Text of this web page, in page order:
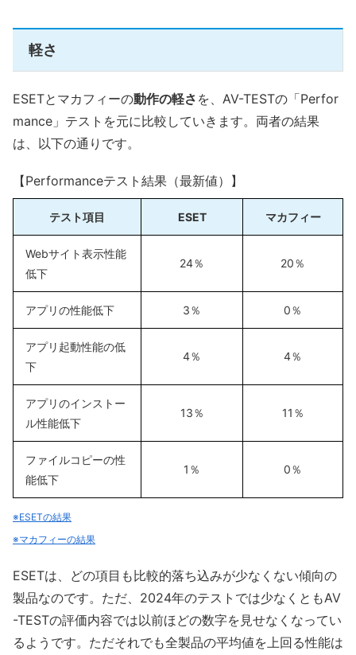
軽さ
ESETとマカフィーの動作の軽さ を、AV-TESTの「Perfor
mance」テストを元に比較していきます。両者の結果
は、以下の通りです。
【Performanceテスト結果（最新値）】
テスト項目 ESET マカフィー
Webサイト表示性能
低下
24％ 20％
アプリの性能低下 3％ 0％
アプリ起動性能の低
下
4％ 4％
アプリのインストー
ル性能低下
13％ 11％
ファイルコピーの性
能低下
1％ 0％
※ESETの結果
※マカフィーの結果
ESETは、どの項目も比較的落ち込みが少なくない傾向の
製品なのです。ただ、2024年のテストでは少なくともAV
-TESTの評価内容では以前ほどの数字を見せなくなってい
るようです。ただそれでも全製品の平均値を上回る性能は